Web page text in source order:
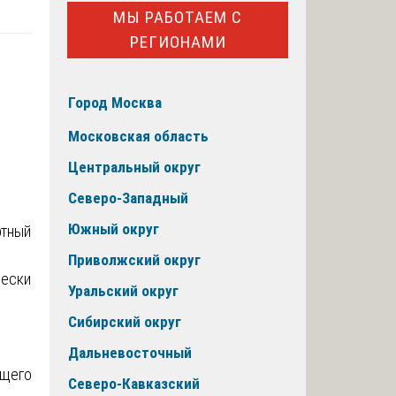
МЫ РАБОТАЕМ С
РЕГИОНАМИ
Город Москва
Московская область
Центральный округ
Северо-Западный
Южный округ
Приволжский округ
Уральский округ
Сибирский округ
Дальневосточный
Северо-Кавказский